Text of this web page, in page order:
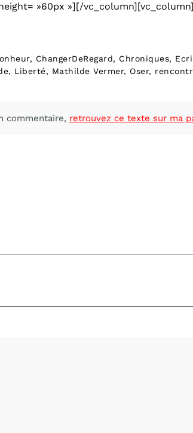
»60px »][/
, ChangerDeRegard, Chroniques,
, Liberté, Mathilde Vermer, Oser,
commentaire, retrouvez ce texte sur ma